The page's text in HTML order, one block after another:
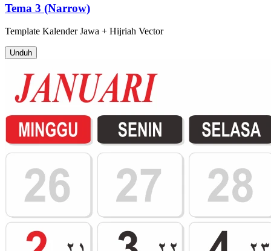
Tema 3 (Narrow)
Template Kalender Jawa + Hijriah Vector
Unduh